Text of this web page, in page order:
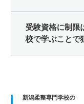
受験資格に制限
校で学ぶことで
新潟柔整専門学校の